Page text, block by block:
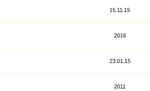
15.11.15
2016
23.01.15
2011